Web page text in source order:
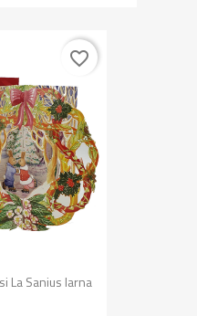
La Sanius Iarna
favorite_border